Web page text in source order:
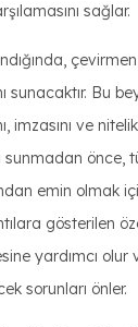
sağlar.
sunacaktır. Bu
imzasını ve
sunmadan önce,
emin olmak
gösterilen
yardımcı olur
sorunları önler.